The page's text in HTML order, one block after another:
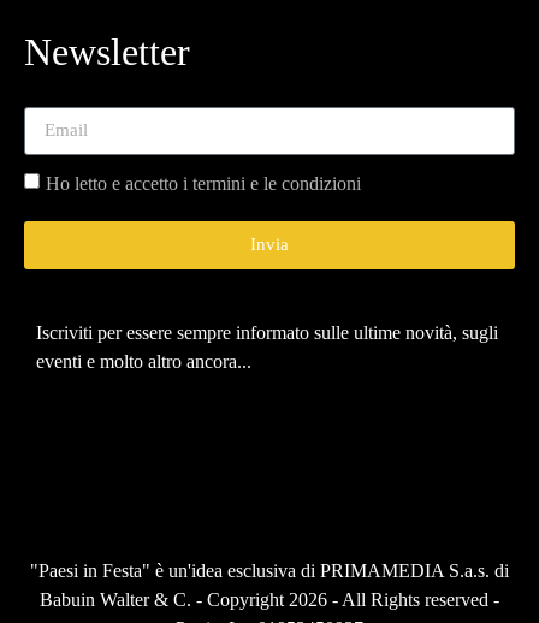
Newsletter
Ho letto e accetto i termini e le condizioni
Invia
Iscriviti per essere sempre informato sulle ultime novità, sugli
eventi e molto altro ancora...
"Paesi in Festa" è un'idea esclusiva di PRIMAMEDIA S.a.s. di
Babuin Walter & C. - Copyright 2026 - All Rights reserved -